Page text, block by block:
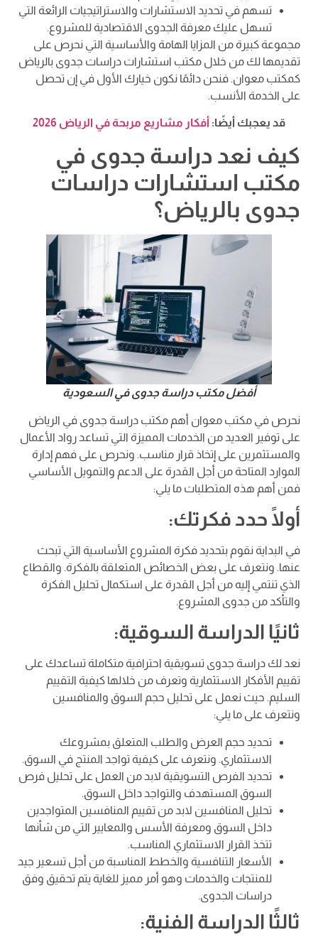
تسهم في تحديد الاستشارات والاستراتيجيات الرائعة التي
تسهل عليك معرفة الجدوى الاقتصادية للمشروع.
مجموعة كبيرة من المزايا الهامة والأساسية التي نحرص على
تقديمها لك من خلال مكتب استشارات دراسات جدوى بالرياض
كمكتب معوان. فنحن دائمًا نكون خيارك الأول في إن تحصل
على الخدمة الأنسب.
قد يعجبك أيضًا: أفكار مشاريع مربحة في الرياض 2026
كيف نعد دراسة جدوى في
مكتب استشارات دراسات
جدوى بالرياض؟
أفضل مكتب دراسة جدوى في السعودية
نحرص في مكتب معوان أهم مكتب دراسة جدوى في الرياض
على توفير العديد من الخدمات المميزة التي تساعد رواد الأعمال
والمستثمرين على إتخاذ قرار مناسب. ونحرص على فهم إدارة
الموارد المتاحة من أجل القدرة على الدعم والتمويل الأساسي
فمن أهم هذه المتطلبات ما يلي:
أولًا حدد فكرتك:
في البداية نقوم بتحديد فكرة المشروع الأساسية التي تبحث
عنها. ونتعرف على بعض الخصائص المتعلقة بالفكرة. والقطاع
الذي تنتمي إليه من أجل القدرة على استكمال تحليل الفكرة
والتأكد من جدوى المشروع.
ثانيًا الدراسة السوقية:
نعد لك دراسة جدوى تسويقية احترافية متكاملة تساعدك على
تقييم الأفكار الاستثمارية وتعرف من خلالها كيفية التقييم
السليم. حيث نعمل على تحليل حجم السوق والمنافسين
ونتعرف على ما يلي:
تحديد حجم العرض والطلب المتعلق بمشروعك
الاستثماري. ونتعرف على كيفية تواجد المنتج في السوق.
تحديد الفرص التسويقية لابد من العمل على تحليل فرص
السوق المستهدف والتواجد داخل السوق.
تحليل المنافسين لابد من تقييم المنافسين المتواجدين
داخل السوق ومعرفة الأسس والمعايير التي من شأنها
تتخذ القرار الاستثماري المناسب.
الأسعار التنافسية والخطط المناسبة من أجل تسعير جيد
للمنتجات والخدمات وهو أمر مميز للغاية يتم تحقيق وفق
دراسات الجدوى.
ثالثًا الدراسة الفنية: